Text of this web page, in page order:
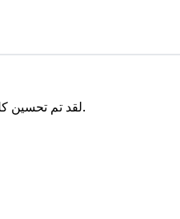
لقد تم تحسين كل ميزة محبوبة من الإصدارات السابقة بعناية في سبراكي المعاد تصميمه، مما خلق تجربة سبراكي النهائية.